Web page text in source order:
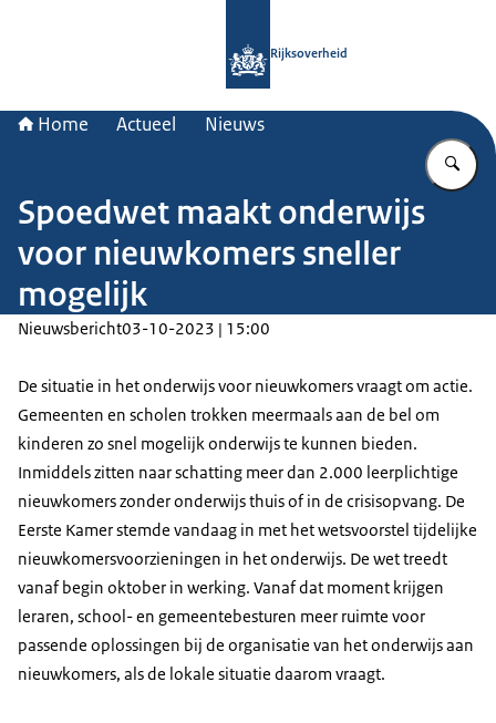
Rijksoverheid
Home Actueel Nieuws
Spoedwet maakt onderwijs
voor nieuwkomers sneller
mogelijk
Nieuwsbericht03-10-2023 | 15:00
De situatie in het onderwijs voor nieuwkomers vraagt om actie.
Gemeenten en scholen trokken meermaals aan de bel om
kinderen zo snel mogelijk onderwijs te kunnen bieden.
Inmiddels zitten naar schatting meer dan 2.000 leerplichtige
nieuwkomers zonder onderwijs thuis of in de crisisopvang. De
Eerste Kamer stemde vandaag in met het wetsvoorstel tijdelijke
nieuwkomersvoorzieningen in het onderwijs. De wet treedt
vanaf begin oktober in werking. Vanaf dat moment krijgen
leraren, school- en gemeentebesturen meer ruimte voor
passende oplossingen bij de organisatie van het onderwijs aan
nieuwkomers, als de lokale situatie daarom vraagt.